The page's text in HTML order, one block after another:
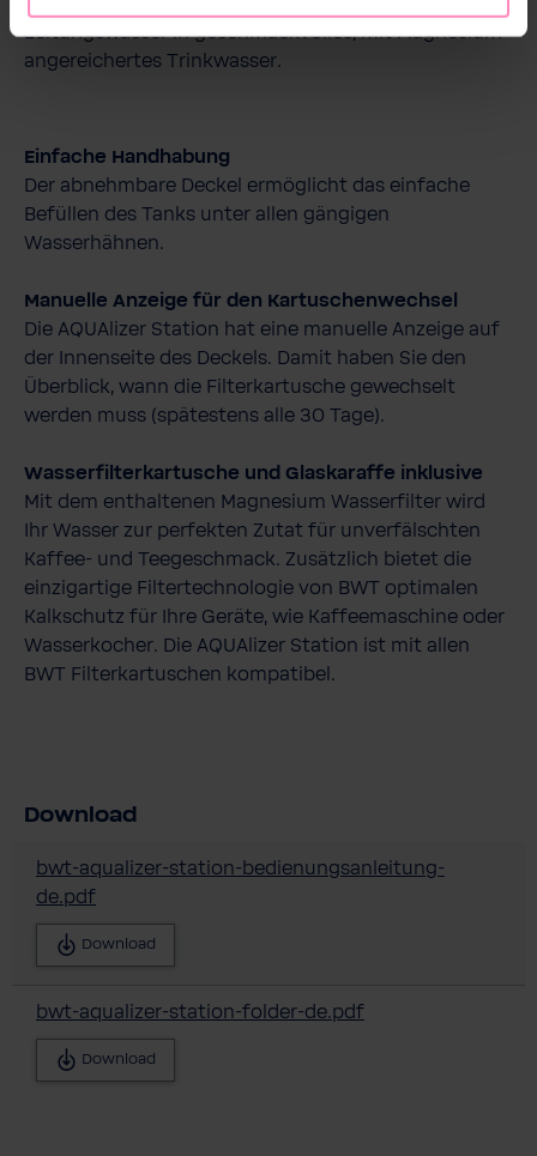
Leitungswasser in geschmackvolles, mit Magnesium
angereichertes Trinkwasser.
Einfache Handhabung
Der abnehmbare Deckel ermöglicht das einfache
Befüllen des Tanks unter allen gängigen
Wasserhähnen.
Manuelle Anzeige für den Kartuschenwechsel
Die AQUAlizer Station hat eine manuelle Anzeige auf
der Innenseite des Deckels. Damit haben Sie den
Überblick, wann die Filterkartusche gewechselt
werden muss (spätestens alle 30 Tage).
Wasserfilterkartusche und Glaskaraffe inklusive
Mit dem enthaltenen Magnesium Wasserfilter wird
Ihr Wasser zur perfekten Zutat für unverfälschten
Kaffee-​ und Teegeschmack. Zusätzlich bietet die
einzigartige Filtertechnologie von BWT optimalen
Kalkschutz für Ihre Geräte, wie Kaffeemaschine oder
Wasserkocher. Die AQUAlizer Station ist mit allen
BWT Filterkartuschen kompatibel.
Download
bwt-aqualizer-station-bedienungsanleitung-
de.pdf
Download
bwt-aqualizer-station-folder-de.pdf
Download